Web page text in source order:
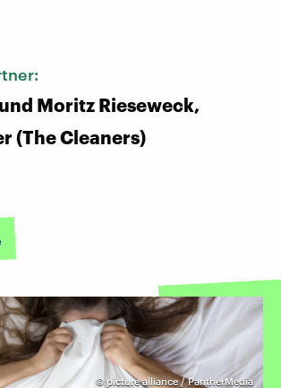
Moritz Rieseweck,
(The Cleaners)
© picture alliance / PantherMedia